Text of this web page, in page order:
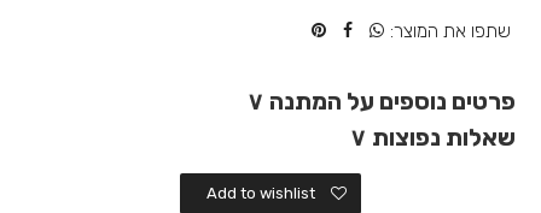
שתפו את המוצר:
פרטים נוספים על המתנה ∨
שאלות נפוצות ∨
Add to wishlist